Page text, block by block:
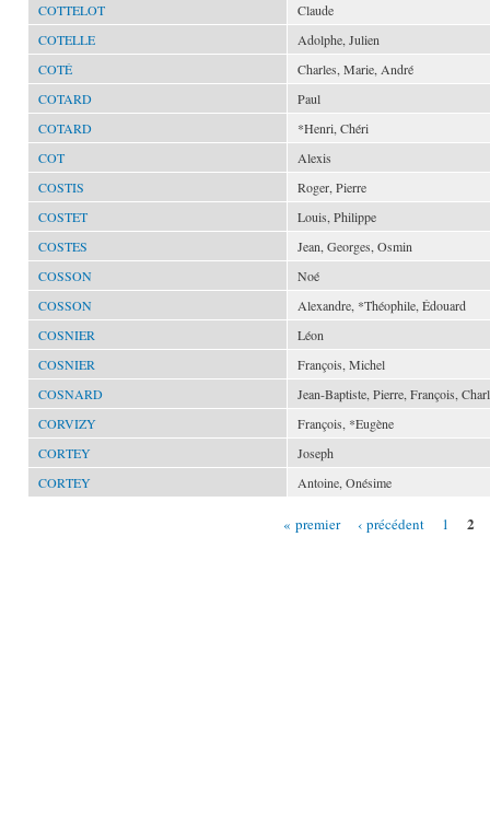
COTTELOT
Claude
COTELLE
Adolphe, Julien
COTÉ
Charles, Marie, André
COTARD
Paul
COTARD
*Henri, Chéri
COT
Alexis
COSTIS
Roger, Pierre
COSTET
Louis, Philippe
COSTES
Jean, Georges, Osmin
COSSON
Noé
COSSON
Alexandre, *Théophile, Édouard
COSNIER
Léon
COSNIER
François, Michel
COSNARD
Jean-Baptiste, Pierre, François,
CORVIZY
François, *Eugène
CORTEY
Joseph
CORTEY
Antoine, Onésime
« premier ‹ précédent 1 2